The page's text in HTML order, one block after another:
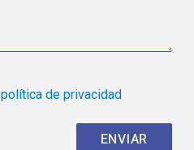
política de privacidad